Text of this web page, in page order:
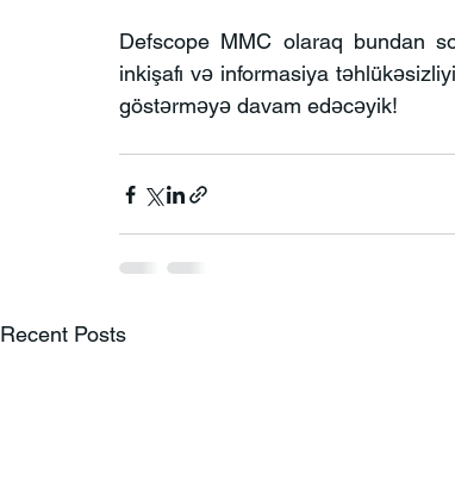
Defscope MMC olaraq bundan
inkişafı və informasiya
göstərməyə davam edəcəyik!
Recent Posts